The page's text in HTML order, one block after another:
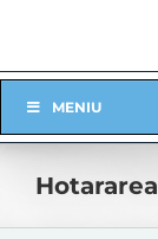
Navigation
MENIU